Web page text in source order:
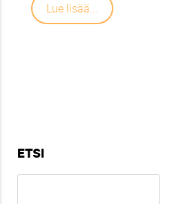
Lue lisää...
ETSI